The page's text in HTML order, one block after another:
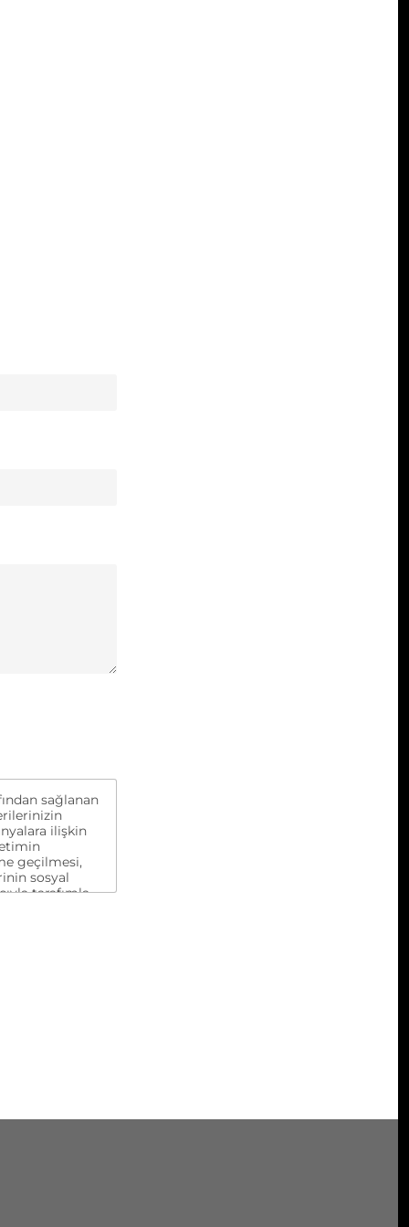
sağlanan
ilişkin
geçilmesi,
sosyal
tarafımla